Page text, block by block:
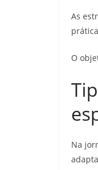
As
O
Na